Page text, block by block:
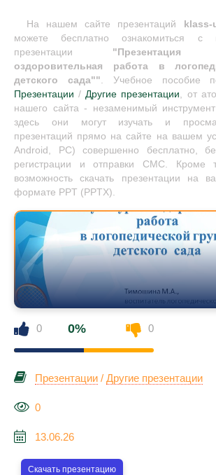
На нашем сайте презентаций
можете бесплатно ознакомиться с
презентации "Презентация
оздоровительная работа в
детского сада"". Учебное пособие
Презентации /Другие презентации, от
нашего сайта - незаменимый
здесь они могут изучать и
презентаций прямо на сайте на вашем
Android, PC) совершенно бесплатно,
регистрации и отправки СМС. Кроме
возможность скачать презентации на
формате PPT (PPTX).
0 0% 0
Презентации / Другие презентации
0
13.06.26
Скачать презентацию